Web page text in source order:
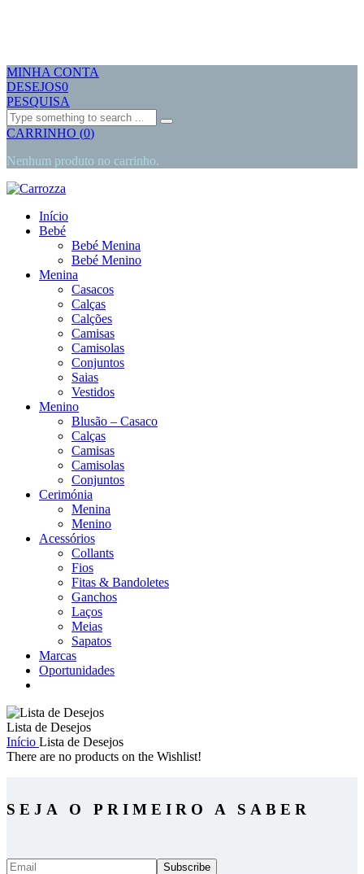
MINHA CONTA
DESEJOS0
PESQUISA
Search
CARRINHO (0)
Nenhum produto no carrinho.
Início
Bebé
Bebé Menina
Bebé Menino
Menina
Casacos
Calças
Calções
Camisas
Camisolas
Conjuntos
Saias
Vestidos
Menino
Blusão – Casaco
Calças
Camisas
Camisolas
Conjuntos
Cerimónia
Menina
Menino
Acessórios
Collants
Fios
Fitas & Bandoletes
Ganchos
Laços
Meias
Sapatos
Marcas
Oportunidades
Lista de Desejos
Início Lista de Desejos
There are no products on the Wishlist!
SEJA O PRIMEIRO A SABER